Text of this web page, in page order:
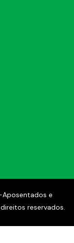
e
reservados.